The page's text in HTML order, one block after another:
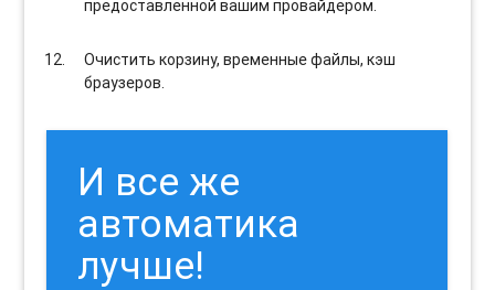
предоставленной вашим провайдером.
Очистить корзину, временные файлы, кэш
браузеров.
И все же
автоматика
лучше!